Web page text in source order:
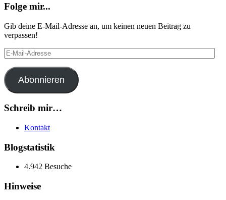
Folge mir...
Gib deine E-Mail-Adresse an, um keinen neuen Beitrag zu
verpassen!
E-
Mail-
Adresse
Abonnieren
Schreib mir…
Kontakt
Blogstatistik
4.942 Besuche
Hinweise